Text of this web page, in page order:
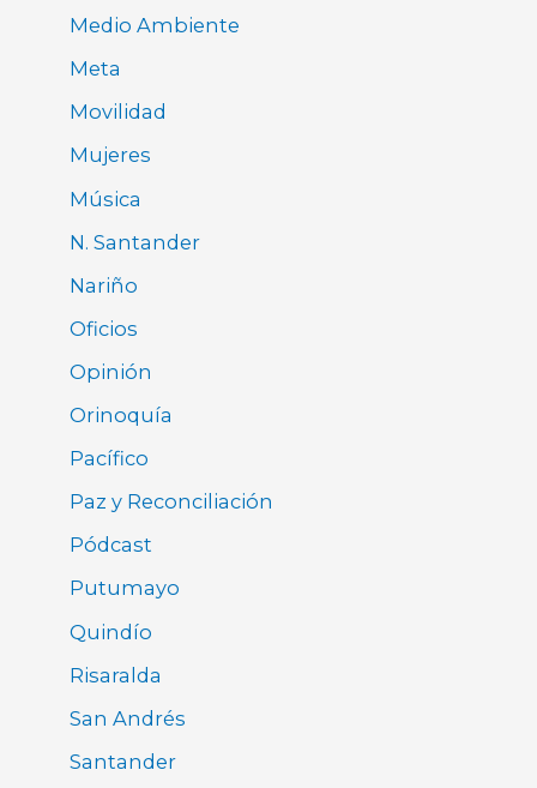
Medio Ambiente
Meta
Movilidad
Mujeres
Música
N. Santander
Nariño
Oficios
Opinión
Orinoquía
Pacífico
Paz y Reconciliación
Pódcast
Putumayo
Quindío
Risaralda
San Andrés
Santander